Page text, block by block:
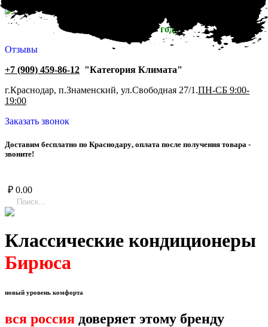
Работаем с 2007 года
Отзывы
+7 (909) 459-86-12 "Категория Климата"
г.Краснодар, п.Знаменский, ул.Свободная 27/1.ПН-СБ 9:00-
19:00
Заказать звонок
Доставим бесплатно по Краснодару, оплата после получения товара -
звоните!
₽ 0.00
Классические кондиционеры
Бирюса
новый уровень комфорта
вся россия доверяет этому бренду